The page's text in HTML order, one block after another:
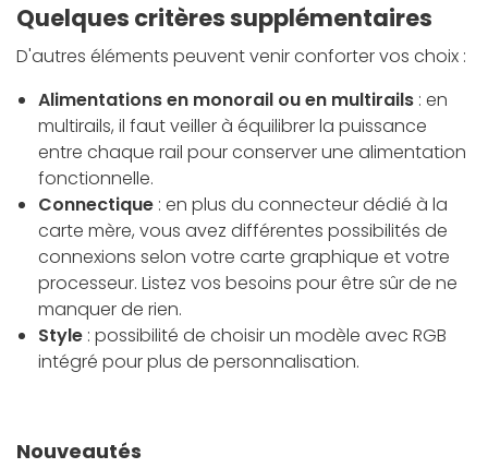
Quelques critères supplémentaires
D'autres éléments peuvent venir conforter vos choix :
Alimentations en monorail ou en multirails : en
multirails, il faut veiller à équilibrer la puissance
entre chaque rail pour conserver une alimentation
fonctionnelle.
Connectique : en plus du connecteur dédié à la
carte mère, vous avez différentes possibilités de
connexions selon votre carte graphique et votre
processeur. Listez vos besoins pour être sûr de ne
manquer de rien.
Style : possibilité de choisir un modèle avec RGB
intégré pour plus de personnalisation.
Nouveautés